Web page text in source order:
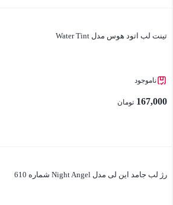
تینت لب اتود هوس مدل Water Tint
ناموجود
167,000 تومان
رژ لب جامد این لی مدل Night Angel شماره 610